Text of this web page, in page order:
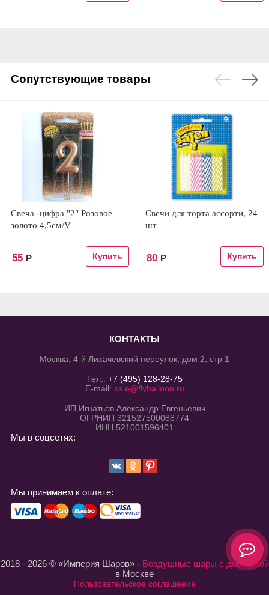
Сопутствующие товары
Свеча -цифра "2" Розовое
золото 4,5см/V
55 Р
Свечи для торта ассорти, 24
шт
80 Р
КОНТАКТЫ
Москва, 4-й Лихачевский переулок, дом 2, стр 1
Тел.: +7 (495) 128-28-75
E-mail: sale@flyballoon.ru
ИП Игнатьев Александр Евгеньевич
ОГРНИП 321527500088774
ИНН 521001596401
Мы в соцсетях:
Мы принимаем к оплате:
2018 - 2026 © «Империя Шаров» - Воздушные шары с доставкой
в Москве
Пользовательское соглашение